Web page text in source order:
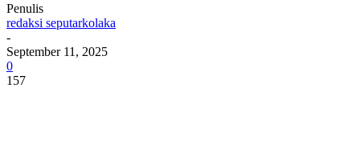
Penulis
redaksi seputarkolaka
-
September 11, 2025
0
157